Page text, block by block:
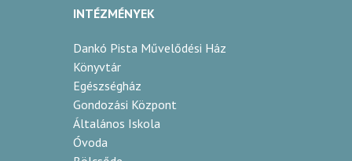
INTÉZMÉNYEK
Dankó Pista Művelődési Ház
Könyvtár
Egészségház
Gondozási Központ
Általános Iskola
Óvoda